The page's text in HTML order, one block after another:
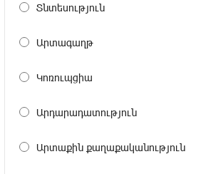
электростанция мощностью 15 кВт
20:50:22 22-07-2026
«Давидбекских играх»:
Кругом война. А вас вводят в
Տնտեսություն
Արտագաղթ
Կոռուպցիա
Արդարադատություն
Արտաքին քաղաքականություն